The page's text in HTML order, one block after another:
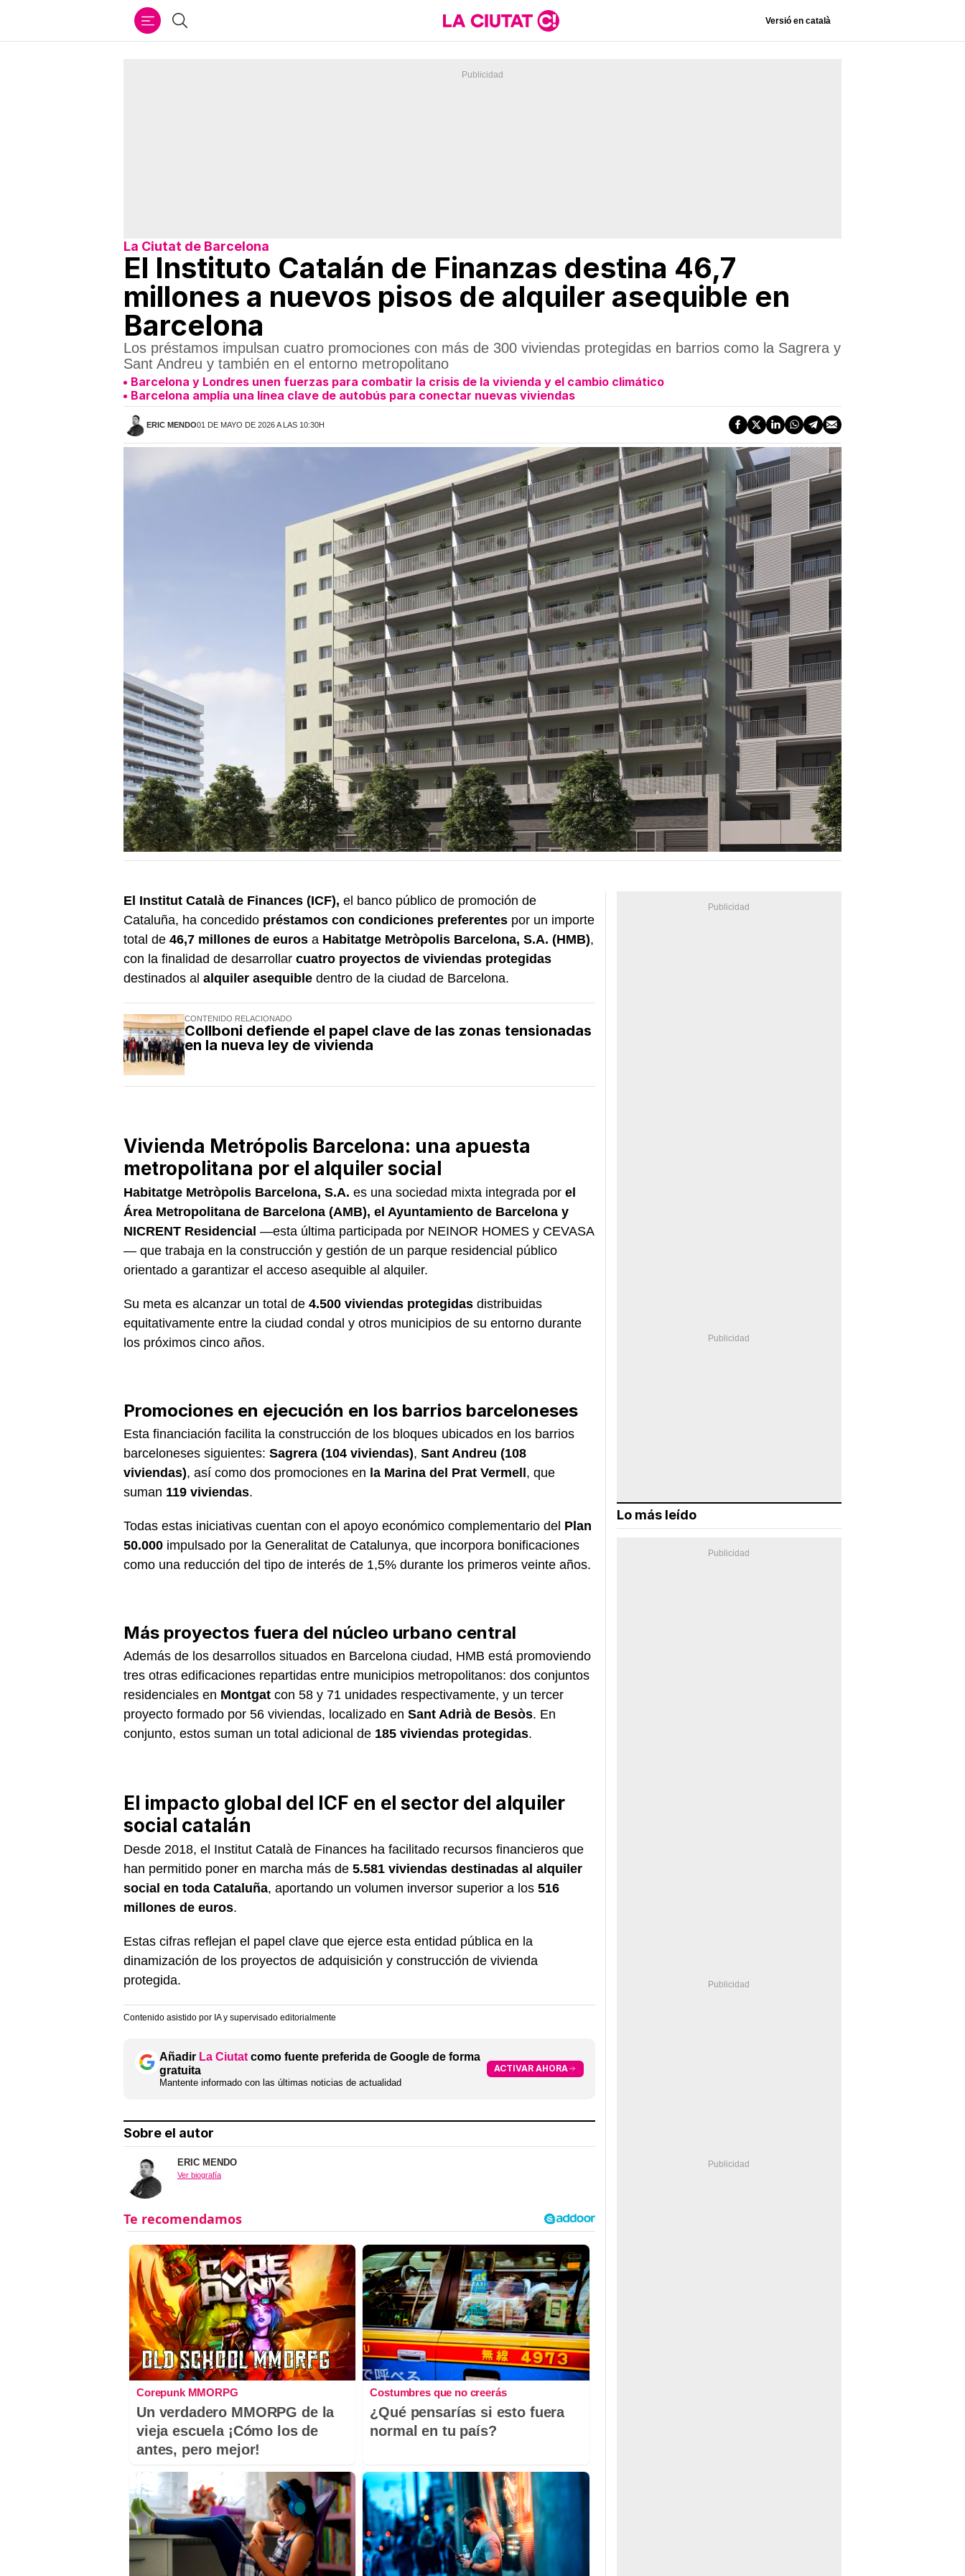
Buscar Versió en català
La Ciutat de Barcelona
El Instituto Catalán de Finanzas destina 46,7
millones a nuevos pisos de alquiler asequible en
Barcelona
Los préstamos impulsan cuatro promociones con más de 300 viviendas protegidas en barrios como la Sagrera y
Sant Andreu y también en el entorno metropolitano
Barcelona y Londres unen fuerzas para combatir la crisis de la vivienda y el cambio climático
Barcelona amplía una línea clave de autobús para conectar nuevas viviendas
ERIC MENDO01 DE MAYO DE 2026 A LAS 10:30H
El Institut Català de Finances (ICF), el banco público de promoción de
Cataluña, ha concedido préstamos con condiciones preferentes por un importe
total de 46,7 millones de euros a Habitatge Metròpolis Barcelona, S.A. (HMB),
con la finalidad de desarrollar cuatro proyectos de viviendas protegidas
destinados al alquiler asequible dentro de la ciudad de Barcelona.
CONTENIDO RELACIONADO
Collboni defiende el papel clave de las zonas tensionadas
en la nueva ley de vivienda
Vivienda Metrópolis Barcelona: una apuesta
metropolitana por el alquiler social
Habitatge Metròpolis Barcelona, S.A. es una sociedad mixta integrada por el
Área Metropolitana de Barcelona (AMB), el Ayuntamiento de Barcelona y
NICRENT Residencial —esta última participada por NEINOR HOMES y CEVASA
— que trabaja en la construcción y gestión de un parque residencial público
orientado a garantizar el acceso asequible al alquiler.
Su meta es alcanzar un total de 4.500 viviendas protegidas distribuidas
equitativamente entre la ciudad condal y otros municipios de su entorno durante
los próximos cinco años.
Promociones en ejecución en los barrios barceloneses
Esta financiación facilita la construcción de los bloques ubicados en los barrios
barceloneses siguientes: Sagrera (104 viviendas), Sant Andreu (108
viviendas), así como dos promociones en la Marina del Prat Vermell, que
suman 119 viviendas.
Todas estas iniciativas cuentan con el apoyo económico complementario del Plan
50.000 impulsado por la Generalitat de Catalunya, que incorpora bonificaciones
como una reducción del tipo de interés de 1,5% durante los primeros veinte años.
Más proyectos fuera del núcleo urbano central
Además de los desarrollos situados en Barcelona ciudad, HMB está promoviendo
tres otras edificaciones repartidas entre municipios metropolitanos: dos conjuntos
residenciales en Montgat con 58 y 71 unidades respectivamente, y un tercer
proyecto formado por 56 viviendas, localizado en Sant Adrià de Besòs. En
conjunto, estos suman un total adicional de 185 viviendas protegidas.
El impacto global del ICF en el sector del alquiler
social catalán
Desde 2018, el Institut Català de Finances ha facilitado recursos financieros que
han permitido poner en marcha más de 5.581 viviendas destinadas al alquiler
social en toda Cataluña, aportando un volumen inversor superior a los 516
millones de euros.
Estas cifras reflejan el papel clave que ejerce esta entidad pública en la
dinamización de los proyectos de adquisición y construcción de vivienda
protegida.
Contenido asistido por IA y supervisado editorialmente
Añadir La Ciutat como fuente preferida de Google de forma
gratuita
Mantente informado con las últimas noticias de actualidad
ACTIVAR AHORA
Sobre el autor
ERIC MENDO
Ver biografía
Corepunk MMORPG
Un verdadero MMORPG de la
vieja escuela ¡Cómo los de
antes, pero mejor!
Costumbres que no creerás
¿Qué pensarías si esto fuera
normal en tu país?
Lo más leído